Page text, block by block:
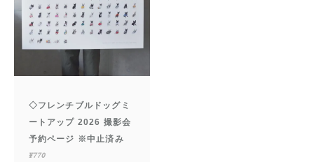
◇フレンチブルドッグミ
ートアップ 2026 撮影会
予約ページ ※中止済み
¥770